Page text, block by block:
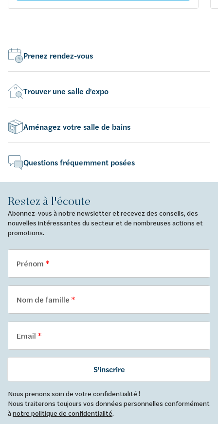
Prenez rendez-vous
Trouver une salle d'expo
Aménagez votre salle de bains
Questions fréquemment posées
Restez à l'écoute
Abonnez-vous à notre newsletter et recevez des conseils, des
nouvelles intéressantes du secteur et de nombreuses actions et
promotions.
Prénom
Nom de famille
Email
S'inscrire
Nous prenons soin de votre confidentialité !
Nous traiterons toujours vos données personnelles conformément
ànotre politique de confidentialité.